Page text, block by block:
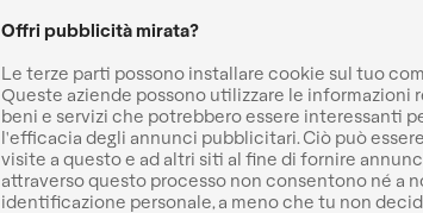
Offri pubblicità mirata?
Le terze parti possono installare cookie sul tuo
Queste aziende possono utilizzare le
beni e servizi che potrebbero essere interessanti
l'efficacia degli annunci pubblicitari. Ciò può
visite a questo e ad altri siti al fine di fornire
attraverso questo processo non consentono né a
identificazione personale, a meno che tu non